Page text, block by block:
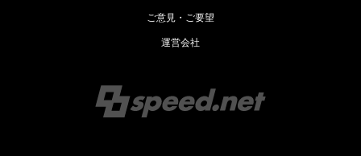
ご意見・ご要望
運営会社